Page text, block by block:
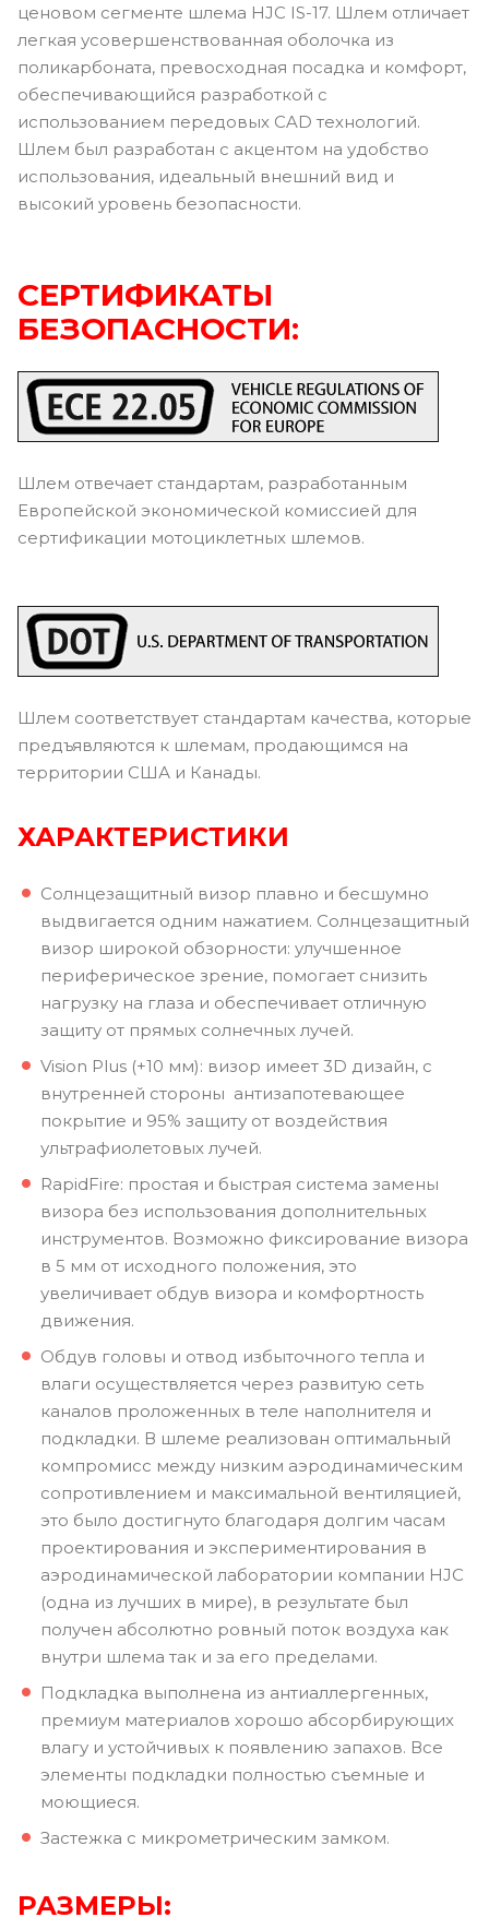
ценовом сегменте шлема HJC IS-17. Шлем отличает
легкая усовершенствованная оболочка из
поликарбоната, превосходная посадка и комфорт,
обеспечивающийся разработкой с
использованием передовых CAD технологий.
Шлем был разработан с акцентом на удобство
использования, идеальный внешний вид и
высокий уровень безопасности.
СЕРТИФИКАТЫ
БЕЗОПАСНОСТИ:
Шлем отвечает стандартам, разработанным
Европейской экономической комиссией для
сертификации мотоциклетных шлемов.
Шлем соответствует стандартам качества, которые
предъявляются к шлемам, продающимся на
территории США и Канады.
ХАРАКТЕРИСТИКИ
Солнцезащитный визор плавно и бесшумно
выдвигается одним нажатием. Солнцезащитный
визор широкой обзорности: улучшенное
периферическое зрение, помогает снизить
нагрузку на глаза и обеспечивает отличную
защиту от прямых солнечных лучей.
Vision Plus (+10 мм): визор имеет 3D дизайн, с
внутренней стороны антизапотевающее
покрытие и 95% защиту от воздействия
ультрафиолетовых лучей.
RapidFire: простая и быстрая система замены
визора без использования дополнительных
инструментов. Возможно фиксирование визора
в 5 мм от исходного положения, это
увеличивает обдув визора и комфортность
движения.
Обдув головы и отвод избыточного тепла и
влаги осуществляется через развитую сеть
каналов проложенных в теле наполнителя и
подкладки. В шлеме реализован оптимальный
компромисс между низким аэродинамическим
сопротивлением и максимальной вентиляцией,
это было достигнуто благодаря долгим часам
проектирования и экспериментирования в
аэродинамической лаборатории компании HJC
(одна из лучших в мире), в результате был
получен абсолютно ровный поток воздуха как
внутри шлема так и за его пределами.
Подкладка выполнена из антиаллергенных,
премиум материалов хорошо абсорбирующих
влагу и устойчивых к появлению запахов. Все
элементы подкладки полностью съемные и
моющиеся.
Застежка с микрометрическим замком.
РАЗМЕРЫ: